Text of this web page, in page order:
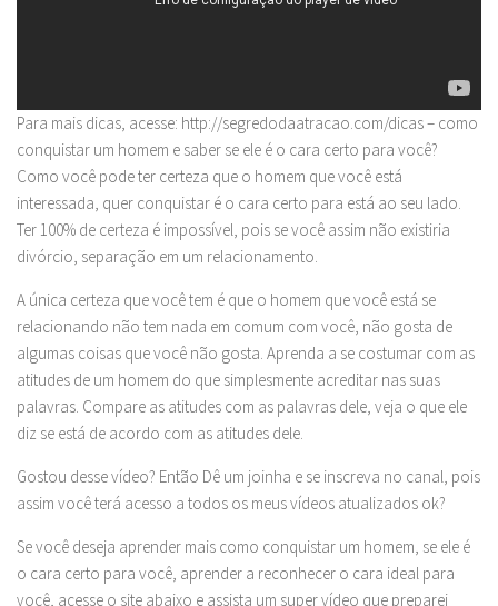
Para mais dicas, acesse: http://segredodaatracao.com/dicas – como
conquistar um homem e saber se ele é o cara certo para você?
Como você pode ter certeza que o homem que você está
interessada, quer conquistar é o cara certo para está ao seu lado.
Ter 100% de certeza é impossível, pois se você assim não existiria
divórcio, separação em um relacionamento.
A única certeza que você tem é que o homem que você está se
relacionando não tem nada em comum com você, não gosta de
algumas coisas que você não gosta. Aprenda a se costumar com as
atitudes de um homem do que simplesmente acreditar nas suas
palavras. Compare as atitudes com as palavras dele, veja o que ele
diz se está de acordo com as atitudes dele.
Gostou desse vídeo? Então Dê um joinha e se inscreva no canal, pois
assim você terá acesso a todos os meus vídeos atualizados ok?
Se você deseja aprender mais como conquistar um homem, se ele é
o cara certo para você, aprender a reconhecer o cara ideal para
você, acesse o site abaixo e assista um super vídeo que preparei